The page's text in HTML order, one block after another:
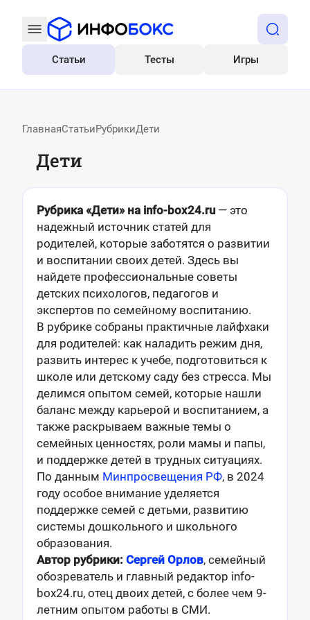
Все
Статьи Тесты Игры
ГлавнаяСтатьиРубрикиДети
Дети
Рубрика «Дети» на info-box24.ru— это
надежный источник статей для
родителей, которые заботятся о развитии
и воспитании своих детей. Здесь вы
найдете профессиональные советы
детских психологов, педагогов и
экспертов по семейному воспитанию.
В рубрике собраны практичные лайфхаки
для родителей: как наладить режим дня,
развить интерес к учебе, подготовиться к
школе или детскому саду без стресса. Мы
делимся опытом семей, которые нашли
баланс между карьерой и воспитанием, а
также раскрываем важные темы о
семейных ценностях, роли мамы и папы,
и поддержке детей в трудных ситуациях.
По данным Минпросвещения РФ, в 2024
году особое внимание уделяется
поддержке семей с детьми, развитию
системы дошкольного и школьного
образования.
Автор рубрики: Сергей Орлов, семейный
обозреватель и главный редактор info-
box24.ru, отец двоих детей, с более чем 9-
летним опытом работы в СМИ.